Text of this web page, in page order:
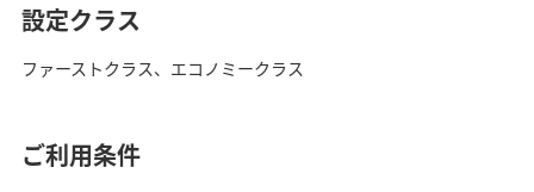
設定クラス
ファーストクラス、エコノミークラス
ご利用条件